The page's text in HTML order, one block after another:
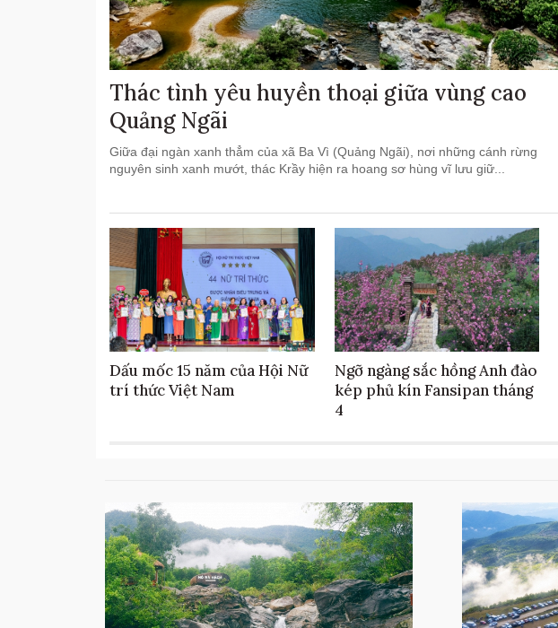
Thác tình yêu huyền thoại giữa vùng cao
Quảng Ngãi
Giữa đại ngàn xanh thẳm của xã Ba Vì (Quảng Ngãi), nơi những cánh rừng
nguyên sinh xanh mướt, thác Krầy hiện ra hoang sơ hùng vĩ lưu giữ...
Dấu mốc 15 năm của Hội Nữ
trí thức Việt Nam
Ngỡ ngàng sắc hồng Anh đào
kép phủ kín Fansipan tháng
4